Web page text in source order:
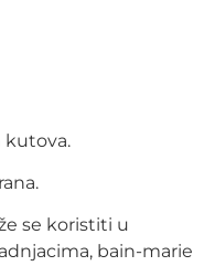
kutova.
se koristiti u
bain-marie